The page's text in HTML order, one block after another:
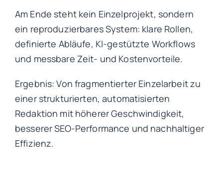
Am Ende steht kein Einzelprojekt, sondern
ein reproduzierbares System: klare Rollen,
definierte Abläufe, KI-gestützte Workflows
und messbare Zeit- und Kostenvorteile.
Ergebnis: Von fragmentierter Einzelarbeit zu
einer strukturierten, automatisierten
Redaktion mit höherer Geschwindigkeit,
besserer SEO-Performance und nachhaltiger
Effizienz.